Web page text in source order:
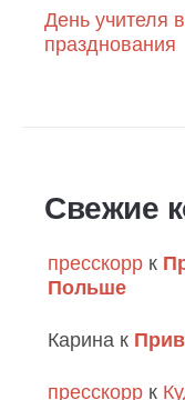
День учителя
празднования
Свежие
пресскорр к
Польше
Карина к
пресскорр к